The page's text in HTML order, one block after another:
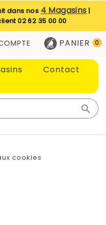
dans nos 4 Magasins |
02 62 35 00 00
PANIER 0
Contact

cookies